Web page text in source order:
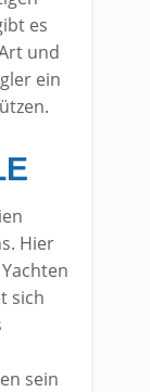
es
und
ein
Hier
sich
sein